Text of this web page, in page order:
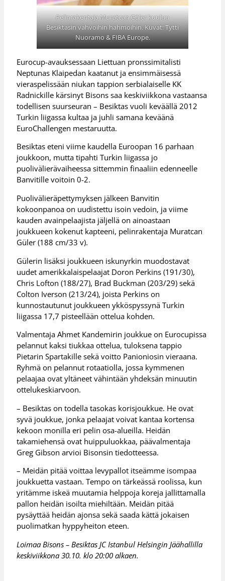
Pelinrakentaja Muratcan Güler kuuluu
Besiktasin vahvoihin hahmoihin. Kuvat: Tytti
Nuoramo & FIBA Europe.
Eurocup-avauksessaan Liettuan pronssimitalisti
Neptunas Klaipedan kaatanut ja ensimmäisessä
vieraspelissään niukan tappion serbialaiselle KK
Radnickille kärsinyt Bisons saa keskiviikkona vastaansa
todellisen suurseuran – Besiktas vuoli keväällä 2012
Turkin liigassa kultaa ja juhli samana keväänä
EuroChallengen mestaruutta.
Besiktas eteni viime kaudella Euroopan 16 parhaan
joukkoon, mutta tipahti Turkin liigassa jo
puolivälierävaiheessa sittemmin finaaliin edenneelle
Banvitille voitoin 0-2.
Puolivälieräpettymyksen jälkeen Banvitin
kokoonpanoa on uudistettu isoin vedoin, ja viime
kauden avainpelaajista jäljellä on ainoastaan
joukkueen kokenut kapteeni, pelinrakentaja Muratcan
Güler (188 cm/33 v).
Gülerin lisäksi joukkueen iskunyrkin muodostavat
uudet amerikkalaispelaajat Doron Perkins (191/30),
Chris Lofton (188/27), Brad Buckman (203/29) sekä
Colton Iverson (213/24), joista Perkins on
kunnostautunut joukkueen ykköspyssynä Turkin
liigassa 17,7 pisteellään ottelua kohden.
Valmentaja Ahmet Kandemirin joukkue on Eurocupissa
pelannut kaksi tiukkaa ottelua, tuloksena tappio
Pietarin Spartakille sekä voitto Panioniosin vieraana.
Ryhmä on pelannut rotaatiolla, jossa kymmenen
pelaajaa ovat yltäneet vähintään yhdeksän minuutin
ottelukeskiarvoon.
– Besiktas on todella tasokas korisjoukkue. He ovat
syvä joukkue, jonka pelaajat voivat kantaa kortensa
kekoon monilla eri pelin osa-alueilla. Heidän
takamiehensä ovat huippuluokkaa, päävalmentaja
Greg Gibson arvioi Bisonsin tiedotteessa.
– Meidän pitää voittaa levypallot itseämme isompaa
joukkuetta vastaan. Tempo on tärkeässä roolissa, kun
yritämme iskeä muutamia helppoja koreja jallittamalla
pallon heidän isoilta miehiltään. Meidän pitää
pysäyttää heidän ajonsa sekä saada kättä jokaisen
puolimatkan hyppyheiton eteen.
Loimaa Bisons – Besiktas JC Istanbul Helsingin Jäähallilla
keskiviikkona 30.10. klo 20:00 alkaen.